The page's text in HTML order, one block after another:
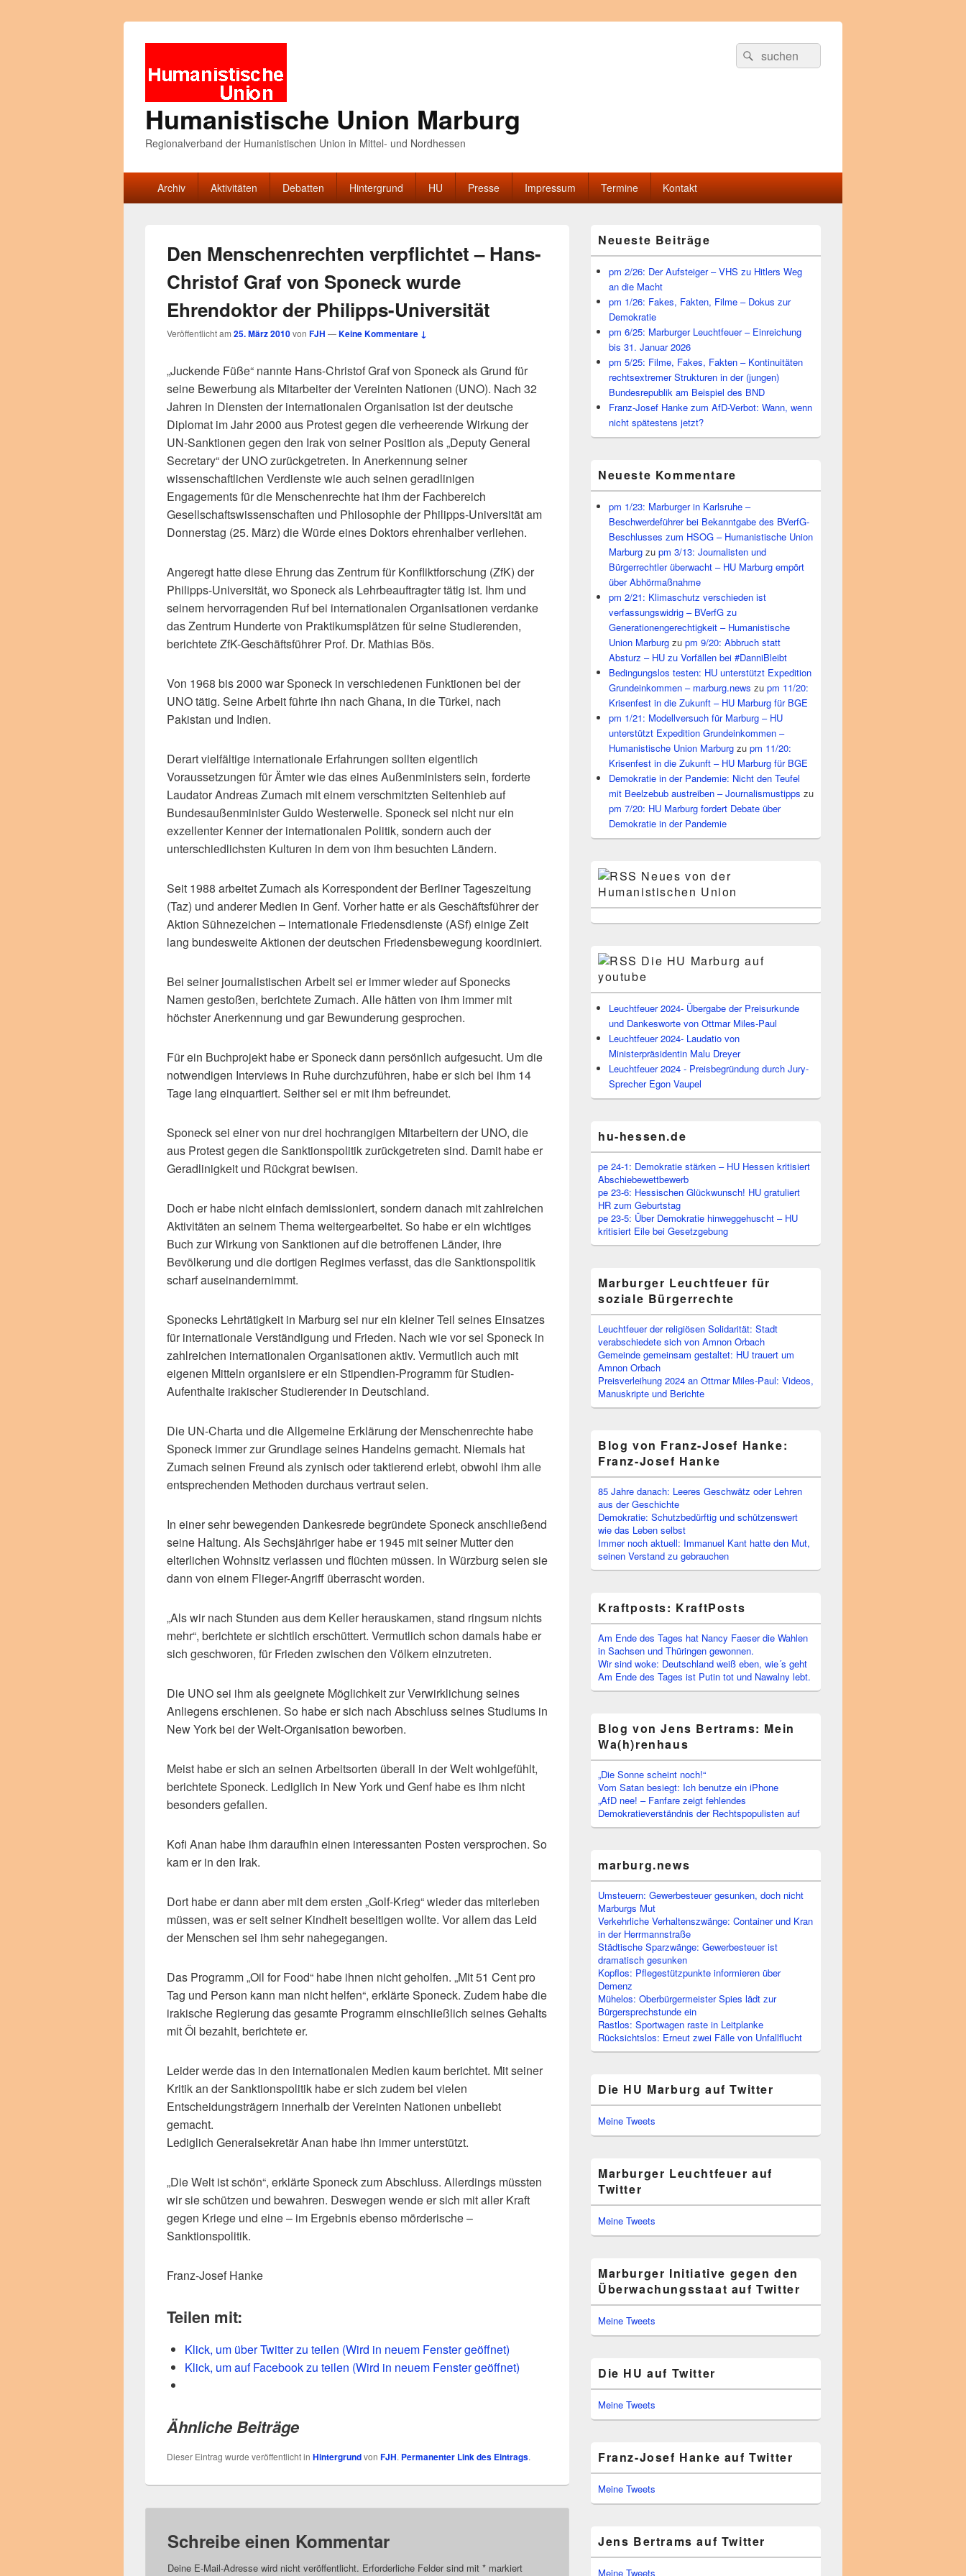
Humanistische Union Marburg
Regionalverband der Humanistischen Union in Mittel- und Nordhessen
Suche
nach:
Suchen
Primäres
Menü Archiv Aktivitäten Debatten Hintergrund HU Presse Impressum Termine Kontakt
Den Menschenrechten verpflichtet – Hans-
Christof Graf von Sponeck wurde
Ehrendoktor der Philipps-Universität
Veröffentlicht am 25. März 2010von FJH —Keine Kommentare ↓
„Juckende Füße“ nannte Hans-Christof Graf von Sponeck als Grund für
seine Bewerbung als Mitarbeiter der Vereinten Nationen (UNO). Nach 32
Jahren in Diensten der internationalen Organisation ist der deutsche
Diplomat im Jahr 2000 aus Protest gegen die verheerende Wirkung der
UN-Sanktionen gegen den Irak von seiner Position als „Deputy General
Secretary“ der UNO zurückgetreten. In Anerkennung seiner
wissenschaftlichen Verdienste wie auch seinen geradlinigen
Engagements für die Menschenrechte hat ihm der Fachbereich
Gesellschaftswissenschaften und Philosophie der Philipps-Universität am
Donnerstag (25. März) die Würde eines Doktors ehrenhalber verliehen.
Angeregt hatte diese Ehrung das Zentrum für Konfliktforschung (ZfK) der
Philipps-Universität, wo Sponeck als Lehrbeauftragter tätig ist. Ihm und
seinem hervorragenden Ruf bei internationalen Organisationen verdanke
das Zentrum Hunderte von Praktikumsplätzen für seine Studierenden,
berichtete ZfK-Geschäftsführer Prof. Dr. Mathias Bös.
Von 1968 bis 2000 war Sponeck in verschiedenen Funktionen bei der
UNO tätig. Seine Arbeit führte ihn nach Ghana, in die Türkei, nach
Pakistan und Indien.
Derart vielfältige internationale Erfahrungen sollten eigentlich
Voraussetzungen für Ämter wie das eines Außenministers sein, forderte
Laudator Andreas Zumach mit einem verschmitzten Seitenhieb auf
Bundesaußenminister Guido Westerwelle. Sponeck sei nicht nur ein
exzellenter Kenner der internationalen Politik, sondern auch der
unterschiedlichsten Kulturen in dem von ihm besuchten Ländern.
Seit 1988 arbeitet Zumach als Korrespondent der Berliner Tageszeitung
(Taz) und anderer Medien in Genf. Vorher hatte er als Geschäftsführer der
Aktion Sühnezeichen – internationale Friedensdienste (ASf) einige Zeit
lang bundesweite Aktionen der deutschen Friedensbewegung koordiniert.
Bei seiner journalistischen Arbeit sei er immer wieder auf Sponecks
Namen gestoßen, berichtete Zumach. Alle hätten von ihm immer mit
höchster Anerkennung und gar Bewunderung gesprochen.
Für ein Buchprojekt habe er Sponeck dann persönlich aufgesucht. Um die
notwendigen Interviews in Ruhe durchzuführen, habe er sich bei ihm 14
Tage lang einquartiert. Seither sei er mit ihm befreundet.
Sponeck sei einer von nur drei hochrangigen Mitarbeitern der UNO, die
aus Protest gegen die Sanktionspolitik zurückgetreten sind. Damit habe er
Geradlinigkeit und Rückgrat bewisen.
Doch er habe nicht einfach demissioniert, sondern danach mit zahlreichen
Aktivitäten an seinem Thema weitergearbeitet. So habe er ein wichtiges
Buch zur Wirkung von Sanktionen auf die betroffenen Länder, ihre
Bevölkerung und die dortigen Regimes verfasst, das die Sanktionspolitik
scharf auseinandernimmt.
Sponecks Lehrtätigkeit in Marburg sei nur ein kleiner Teil seines Einsatzes
für internationale Verständigung und Frieden. Nach wie vor sei Sponeck in
zahlreichen internationalen Organisationen aktiv. Vermutlich auch mit
eigenen Mitteln organisiere er ein Stipendien-Programm für Studien-
Aufenthalte irakischer Studierender in Deutschland.
Die UN-Charta und die Allgemeine Erklärung der Menschenrechte habe
Sponeck immer zur Grundlage seines Handelns gemacht. Niemals hat
Zumach seinen Freund als zynisch oder taktierend erlebt, obwohl ihm alle
entsprechenden Methoden durchaus vertraut seien.
In einer sehr bewegenden Dankesrede begründete Sponeck anschließend
seine Haltung. Als Sechsjähriger habe er 1945 mit seiner Mutter den
elterlichen Wohnsitz verlassen und flüchten müssen. In Würzburg seien sie
dann von einem Flieger-Angriff überrascht worden.
„Als wir nach Stunden aus dem Keller herauskamen, stand ringsum nichts
mehr“, berichtete er sichtlich erschüttert. Vermutlich schon damals habe er
sich geschworen, für Frieden zwischen den Völkern einzutreten.
Die UNO sei ihm als geeignete Möglichkeit zur Verwirklichung seines
Anliegens erschienen. So habe er sich nach Abschluss seines Studiums in
New York bei der Welt-Organisation beworben.
Meist habe er sich an seinen Arbeitsorten überall in der Welt wohlgefühlt,
berichtete Sponeck. Lediglich in New York und Genf habe es ihm nicht
besonders gefallen.
Kofi Anan habe ihm daraufhin einen interessanten Posten versprochen. So
kam er in den Irak.
Dort habe er dann aber mit dem ersten „Golf-Krieg“ wieder das miterleben
müssen, was er seit seiner Kindheit beseitigen wollte. Vor allem das Leid
der Menschen sei ihm sehr nahegegangen.
Das Programm „Oil for Food“ habe ihnen nicht geholfen. „Mit 51 Cent pro
Tag und Person kann man nicht helfen“, erklärte Sponeck. Zudem habe die
irakische Regierung das gesamte Programm einschließlich seines Gehalts
mit Öl bezahlt, berichtete er.
Leider werde das in den internationalen Medien kaum berichtet. Mit seiner
Kritik an der Sanktionspolitik habe er sich zudem bei vielen
Entscheidungsträgern innerhalb der Vereinten Nationen unbeliebt
gemacht.
Lediglich Generalsekretär Anan habe ihn immer unterstützt.
„Die Welt ist schön“, erklärte Sponeck zum Abschluss. Allerdings müssten
wir sie schützen und bewahren. Deswegen wende er sich mit aller Kraft
gegen Kriege und eine – im Ergebnis ebenso mörderische –
Sanktionspolitik.
Franz-Josef Hanke
Teilen mit:
Klick, um über Twitter zu teilen (Wird in neuem Fenster geöffnet)
Klick, um auf Facebook zu teilen (Wird in neuem Fenster geöffnet)
Ähnliche Beiträge
Dieser Eintrag wurde veröffentlicht in Hintergrundvon FJH. Permanenter Link des Eintrags.
Schreibe einen Kommentar
Deine E-Mail-Adresse wird nicht veröffentlicht. Erforderliche Felder sind mit * markiert
Seitenleisten
Widget-
Bereich
Neueste Beiträge
pm 2/26: Der Aufsteiger – VHS zu Hitlers Weg
an die Macht
pm 1/26: Fakes, Fakten, Filme – Dokus zur
Demokratie
pm 6/25: Marburger Leuchtfeuer – Einreichung
bis 31. Januar 2026
pm 5/25: Filme, Fakes, Fakten – Kontinuitäten
rechtsextremer Strukturen in der (jungen)
Bundesrepublik am Beispiel des BND
Franz-Josef Hanke zum AfD-Verbot: Wann, wenn
nicht spätestens jetzt?
Neueste Kommentare
pm 1/23: Marburger in Karlsruhe –
Beschwerdeführer bei Bekanntgabe des BVerfG-
Beschlusses zum HSOG – Humanistische Union
Marburg zu pm 3/13: Journalisten und
Bürgerrechtler überwacht – HU Marburg empört
über Abhörmaßnahme
pm 2/21: Klimaschutz verschieden ist
verfassungswidrig – BVerfG zu
Generationengerechtigkeit – Humanistische
Union Marburg zu pm 9/20: Abbruch statt
Absturz – HU zu Vorfällen bei #DanniBleibt
Bedingungslos testen: HU unterstützt Expedition
Grundeinkommen – marburg.news zu pm 11/20:
Krisenfest in die Zukunft – HU Marburg für BGE
pm 1/21: Modellversuch für Marburg – HU
unterstützt Expedition Grundeinkommen –
Humanistische Union Marburg zu pm 11/20:
Krisenfest in die Zukunft – HU Marburg für BGE
Demokratie in der Pandemie: Nicht den Teufel
mit Beelzebub austreiben – Journalismustipps zu
pm 7/20: HU Marburg fordert Debate über
Demokratie in der Pandemie
Neues von der
Humanistischen Union
Die HU Marburg auf
youtube
Leuchtfeuer 2024- Übergabe der Preisurkunde
und Dankesworte von Ottmar Miles-Paul
Leuchtfeuer 2024- Laudatio von
Ministerpräsidentin Malu Dreyer
Leuchtfeuer 2024 - Preisbegründung durch Jury-
Sprecher Egon Vaupel
hu-hessen.de
pe 24-1: Demokratie stärken – HU Hessen kritisiert
Abschiebewettbewerb
pe 23-6: Hessischen Glückwunsch! HU gratuliert
HR zum Geburtstag
pe 23-5: Über Demokratie hinweggehuscht – HU
kritisiert Eile bei Gesetzgebung
Marburger Leuchtfeuer für
soziale Bürgerrechte
Leuchtfeuer der religiösen Solidarität: Stadt
verabschiedete sich von Amnon Orbach
Gemeinde gemeinsam gestaltet: HU trauert um
Amnon Orbach
Preisverleihung 2024 an Ottmar Miles-Paul: Videos,
Manuskripte und Berichte
Blog von Franz-Josef Hanke:
Franz-Josef Hanke
85 Jahre danach: Leeres Geschwätz oder Lehren
aus der Geschichte
Demokratie: Schutzbedürftig und schützenswert
wie das Leben selbst
Immer noch aktuell: Immanuel Kant hatte den Mut,
seinen Verstand zu gebrauchen
Kraftposts: KraftPosts
Am Ende des Tages hat Nancy Faeser die Wahlen
in Sachsen und Thüringen gewonnen.
Wir sind woke: Deutschland weiß eben, wie´s geht
Am Ende des Tages ist Putin tot und Nawalny lebt.
Blog von Jens Bertrams: Mein
Wa(h)renhaus
„Die Sonne scheint noch!“
Vom Satan besiegt: Ich benutze ein iPhone
„AfD nee! – Fanfare zeigt fehlendes
Demokratieverständnis der Rechtspopulisten auf
marburg.news
Umsteuern: Gewerbesteuer gesunken, doch nicht
Marburgs Mut
Verkehrliche Verhaltenszwänge: Container und Kran
in der Herrmannstraße
Städtische Sparzwänge: Gewerbesteuer ist
dramatisch gesunken
Kopflos: Pflegestützpunkte informieren über
Demenz
Mühelos: Oberbürgermeister Spies lädt zur
Bürgersprechstunde ein
Rastlos: Sportwagen raste in Leitplanke
Rücksichtslos: Erneut zwei Fälle von Unfallflucht
Die HU Marburg auf Twitter
Meine Tweets
Marburger Leuchtfeuer auf
Twitter
Meine Tweets
Marburger Initiative gegen den
Überwachungsstaat auf Twitter
Meine Tweets
Die HU auf Twitter
Meine Tweets
Franz-Josef Hanke auf Twitter
Meine Tweets
Jens Bertrams auf Twitter
Meine Tweets